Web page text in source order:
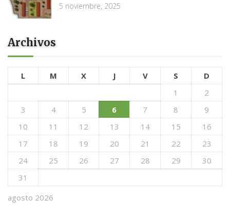
5 noviembre, 2025
Archivos
agosto 2026
L M X J V S
D
1
2
3
4 5 6 7 8
9
10
11 12 13 14 15
16
17
18 19 20 21 22
23
24
25 26 27 28 29
30
31